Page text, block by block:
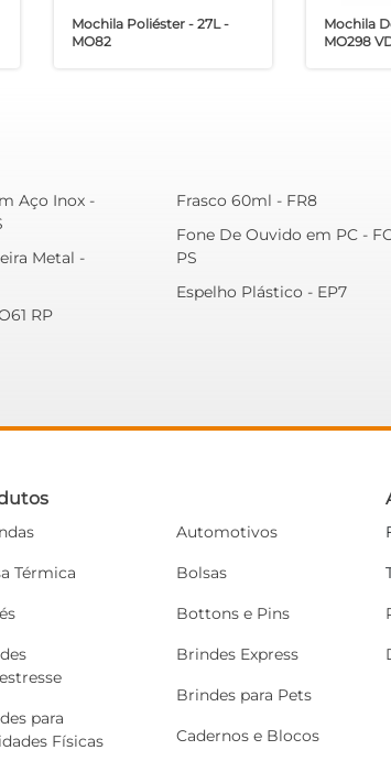
Mochila Poliéster - 27L -
MO82
Mochila
MO298
Aço Inox -
Metal -
RP
Frasco 60ml - FR8
Fone De Ouvido em PC -
PS
Espelho Plástico - EP7
Térmica
para
Físicas
Automotivos
Bolsas
Bottons e Pins
Brindes Express
Brindes para Pets
Cadernos e Blocos